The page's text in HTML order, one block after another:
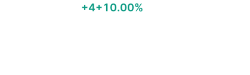
+4+10.00%